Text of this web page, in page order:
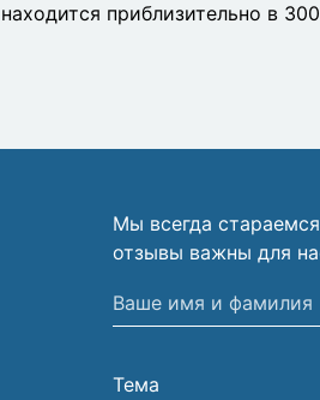
находится приблизительно в
Мы всегда
отзывы важны для
Ваше
имя
фамилия
Тема